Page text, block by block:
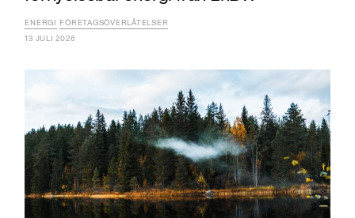
ENERGI FÖRETAGSÖVERLÅTELSER
13 JULI 2026